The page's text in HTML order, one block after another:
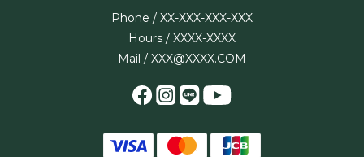
Phone / XX-XXX-XXX-XXX
Hours / XXXX-XXXX
Mail / XXX@XXXX.COM